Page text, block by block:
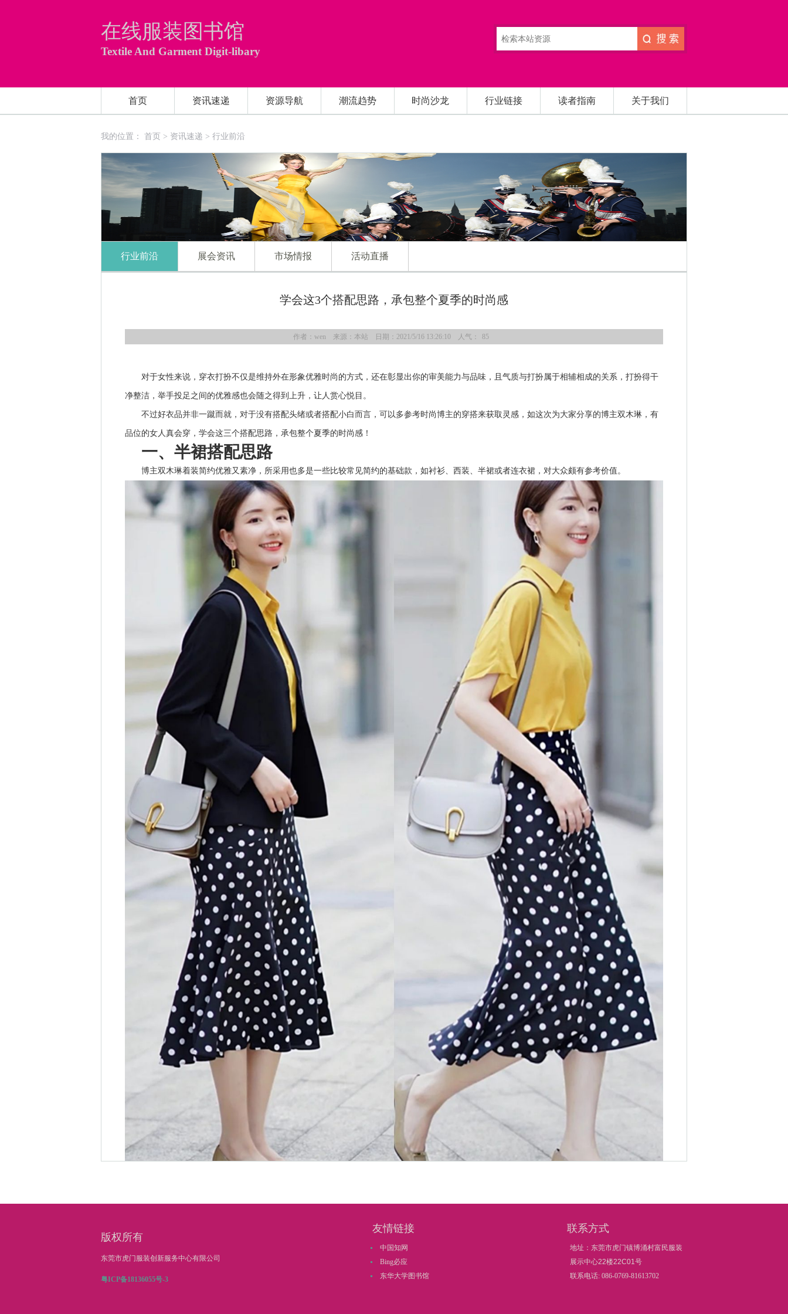
在线服装图书馆
Textile And Garment Digit-libary
首页 资讯速递 资源导航 潮流趋势 时尚沙龙 行业链接 读者指南 关于我们
我的位置： 首页 > 资讯速递 > 行业前沿
行业前沿 展会资讯 市场情报 活动直播
学会这3个搭配思路，承包整个夏季的时尚感
作者：wen 来源：本站 日期：2021/5/16 13:26:10 人气： 85
对于女性来说，穿衣打扮不仅是维持外在形象优雅时尚的方式，还在彰显出你的审美能力与品味，且气质与打扮属于相辅相成的关系，打扮得干
净整洁，举手投足之间的优雅感也会随之得到上升，让人赏心悦目。
不过好衣品并非一蹴而就，对于没有搭配头绪或者搭配小白而言，可以多参考时尚博主的穿搭来获取灵感，如这次为大家分享的博主双木琳，有
品位的女人真会穿，学会这三个搭配思路，承包整个夏季的时尚感！
一、半裙搭配思路
博主双木琳着装简约优雅又素净，所采用也多是一些比较常见简约的基础款，如衬衫、西装、半裙或者连衣裙，对大众颇有参考价值。
半裙属于初夏人手几件的人气款单品，除了能够根据上衣变动来营造多种造型外，半裙款式也很多，无论你属于哪种身材，喜欢哪种风格，半裙
都能满足你的需要。
除了纯色款外，碎花、波点、印花或者格纹半裙在时髦精的穿搭中出镜率也很高，俏皮甜美又减龄。
版权所有
东莞市虎门服装创新服务中心有限公司
粤ICP备18136055号-3
友情链接
中国知网
Bing必应
东华大学图书馆
联系方式
地址：东莞市虎门镇博涌村富民服装
展示中心22楼22C01号
联系电话: 086-0769-81613702